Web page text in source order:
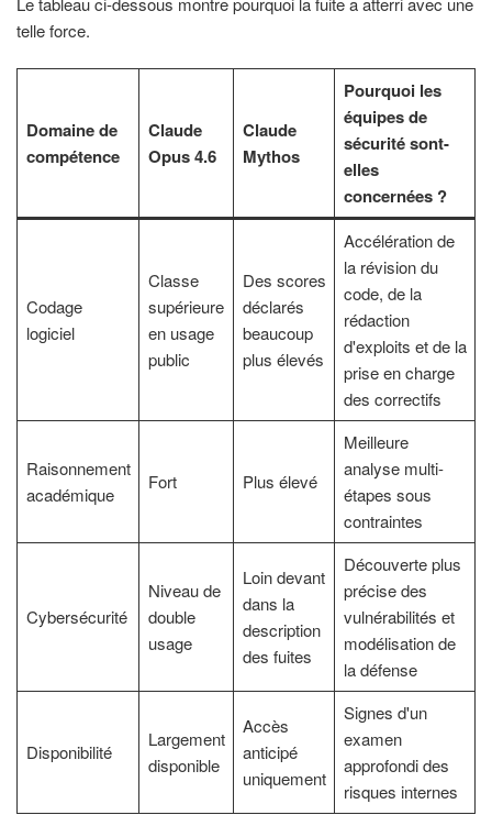
telle force.
Domaine de
compétence
Claude
Opus 4.6
Claude
Mythos
Pourquoi les
équipes de
sécurité sont-
elles
concernées ?
Codage
logiciel
Classe
supérieure
en usage
public
Des scores
déclarés
beaucoup
plus élevés
Accélération de
la révision du
code, de la
rédaction
d'exploits et de la
prise en charge
des correctifs
Raisonnement
académique
Fort Plus élevé
Meilleure
analyse multi-
étapes sous
contraintes
Cybersécurité
Niveau de
double
usage
Loin devant
dans la
description
des fuites
Découverte plus
précise des
vulnérabilités et
modélisation de
la défense
Disponibilité
Largement
disponible
Accès
anticipé
uniquement
Signes d'un
examen
approfondi des
risques internes